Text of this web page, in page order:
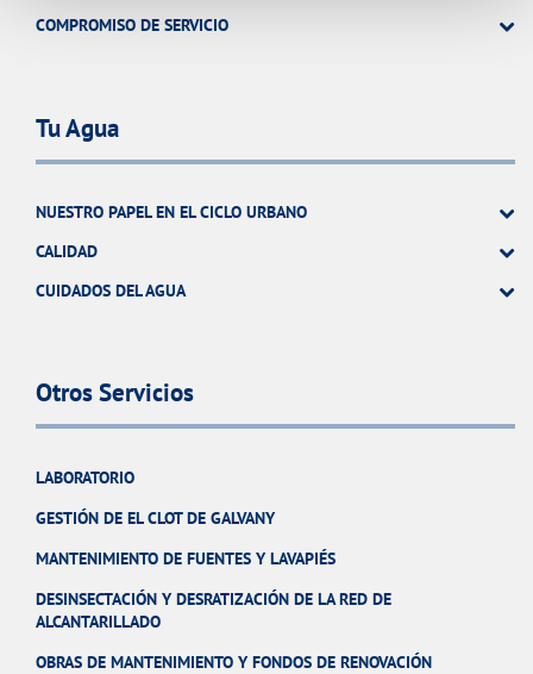
COMPROMISO DE SERVICIO
Tu Agua
NUESTRO PAPEL EN EL CICLO URBANO
CALIDAD
CUIDADOS DEL AGUA
Otros Servicios
LABORATORIO
GESTIÓN DE EL CLOT DE GALVANY
MANTENIMIENTO DE FUENTES Y LAVAPIÉS
DESINSECTACIÓN Y DESRATIZACIÓN DE LA RED DE
ALCANTARILLADO
OBRAS DE MANTENIMIENTO Y FONDOS DE RENOVACIÓN